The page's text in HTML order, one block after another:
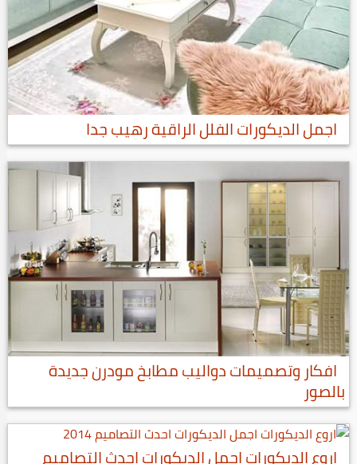
اجمل الديكورات الفلل الراقية رهيب جدا
افكار وتصميمات دواليب مطابخ مودرن جديدة
بالصور
اروع الديكورات اجمل الديكورات احدث التصاميم